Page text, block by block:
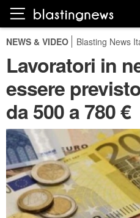
NEWS & VIDEO Blasting News
Lavoratori in
essere
da 500 a 780 €